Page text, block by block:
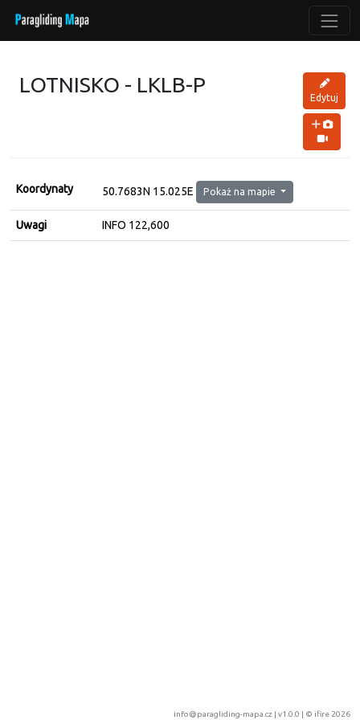
LOTNISKO - LKLB-P
Edytuj
Koordynaty 50.7683N 15.025E Pokaż na mapie
Uwagi INFO 122,600
info@paragliding-mapa.cz | v1.0.0 | © ifire 2026